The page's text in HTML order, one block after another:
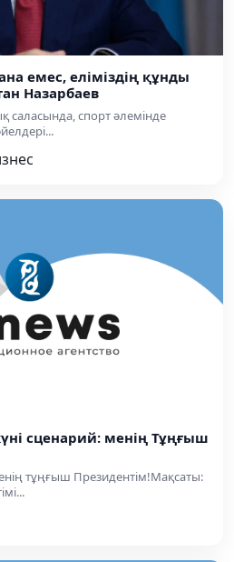
емес, еліміздің құнды
Назарбаев
спорт әлемінде
сценарий: менің Тұңғыш
тұңғыш Президентім!Мақсаты: